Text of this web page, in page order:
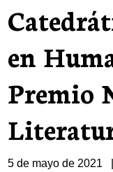
en
Premio
5 de mayo de 2021